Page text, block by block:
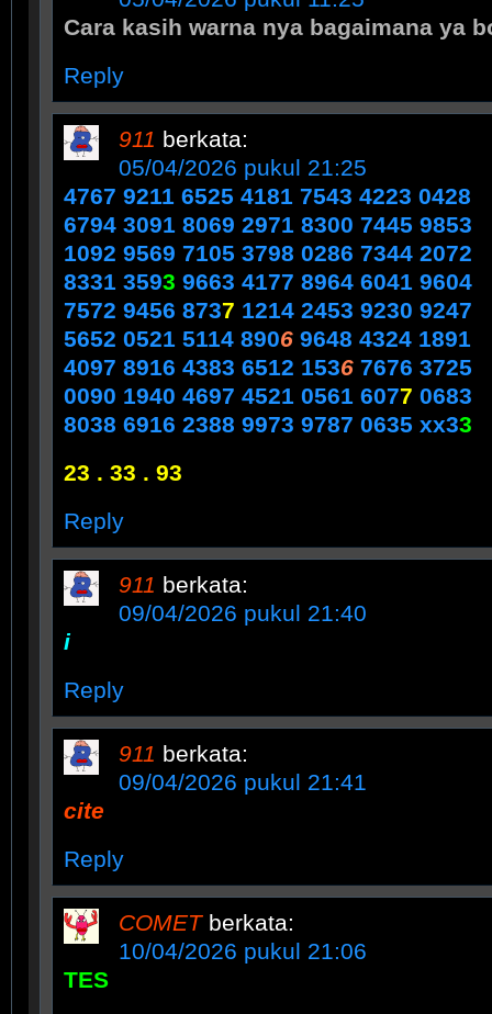
Cara kasih warna nya bagaimana ya
Reply
911 berkata:
05/04/2026 pukul 21:25
4767 9211 6525 4181 7543 4223 0428
6794 3091 8069 2971 8300 7445 9853
1092 9569 7105 3798 0286 7344 2072
8331 3593 9663 4177 8964 6041 9604
7572 9456 8737 1214 2453 9230 9247
5652 0521 5114 8906 9648 4324 1891
4097 8916 4383 6512 1536 7676 3725
0090 1940 4697 4521 0561 6077 0683
8038 6916 2388 9973 9787 0635 xx33
23 . 33 . 93
Reply
911 berkata:
09/04/2026 pukul 21:40
i
Reply
911 berkata:
09/04/2026 pukul 21:41
cite
Reply
COMET berkata:
10/04/2026 pukul 21:06
TES